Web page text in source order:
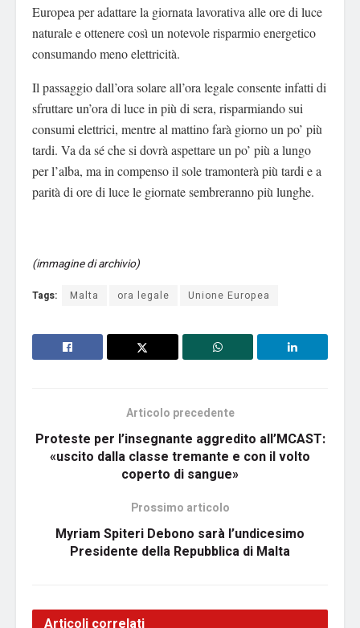
Europea per adattare la giornata lavorativa alle ore di luce
naturale e ottenere così un notevole risparmio energetico
consumando meno elettricità.
Il passaggio dall’ora solare all’ora legale consente infatti di
sfruttare un’ora di luce in più di sera, risparmiando sui
consumi elettrici, mentre al mattino farà giorno un po’ più
tardi. Va da sé che si dovrà aspettare un po’ più a lungo
per l’alba, ma in compenso il sole tramonterà più tardi e a
parità di ore di luce le giornate sembreranno più lunghe.
(immagine di archivio)
Tags: Malta ora legale Unione Europea
Articolo precedente
Proteste per l’insegnante aggredito all’MCAST:
«uscito dalla classe tremante e con il volto
coperto di sangue»
Prossimo articolo
Myriam Spiteri Debono sarà l’undicesimo
Presidente della Repubblica di Malta